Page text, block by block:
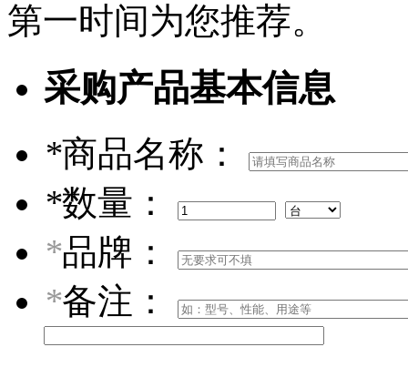
第一时间为您推荐。
采购产品基本信息
*商品名称：
*数量：
*品牌：
*备注：